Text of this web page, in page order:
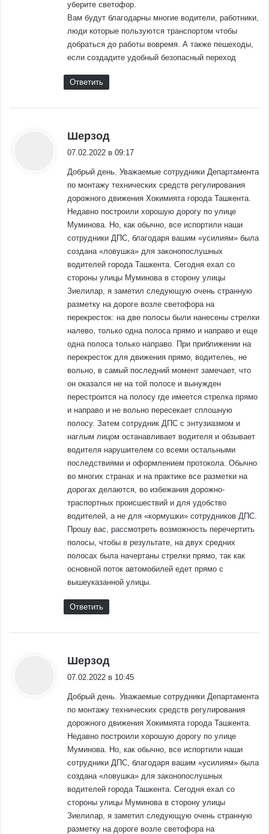
уберите светофор.
Вам будут благодарны многие водители, работники,
люди которые пользуются транспортом чтобы
добраться до работы вовремя. А также пешеходы,
если создадите удобный безопасный переход
Ответить
Шерзод
07.02.2022 в 09:17
Добрый день. Уважаемые сотрудники Департамента
по монтажу технических средств регулирования
дорожного движения Хокимията города Ташкента.
Недавно построили хорошую дорогу по улице
Муминова. Но, как обычно, все испортили наши
сотрудники ДПС, благодаря вашим «усилиям» была
создана «ловушка» для законопослушных
водителей города Ташкента. Сегодня ехал со
стороны улицы Муминова в сторону улицы
Зиелилар, я заметил следующую очень странную
разметку на дороге возле светофора на
перекресток: на две полосы были нанесены стрелки
налево, только одна полоса прямо и направо и еще
одна полоса только направо. При приближении на
перекресток для движения прямо, водителеь, не
вольно, в самый последний момент замечает, что
он оказался не на той полосе и вынужден
перестроится на полосу где имеется стрелка прямо
и направо и не вольно пересекает сплошную
полосу. Затем сотрудник ДПС с энтузиазмом и
наглым лицом останавливает водителя и обзывает
водителя нарушителем со всеми остальными
последствиями и оформлением протокола. Обычно
во многих странах и на практике все разметки на
дорогах делаются, во избежания дорожно-
траспортных происшествий и для удобство
водителей, а не для «кормушки» сотрудников ДПС.
Прошу вас, рассмотреть возможность перечертить
полосы, чтобы в результате, на двух средних
полосах была начертаны стрелки прямо, так как
основной поток автомобилей едет прямо с
вышеуказанной улицы.
Ответить
Шерзод
07.02.2022 в 10:45
Добрый день. Уважаемые сотрудники Департамента
по монтажу технических средств регулирования
дорожного движения Хокимията города Ташкента.
Недавно построили хорошую дорогу по улице
Муминова. Но, как обычно, все испортили наши
сотрудники ДПС, благодаря вашим «усилиям» была
создана «ловушка» для законопослушных
водителей города Ташкента. Сегодня ехал со
стороны улицы Муминова в сторону улицы
Зиелилар, я заметил следующую очень странную
разметку на дороге возле светофора на